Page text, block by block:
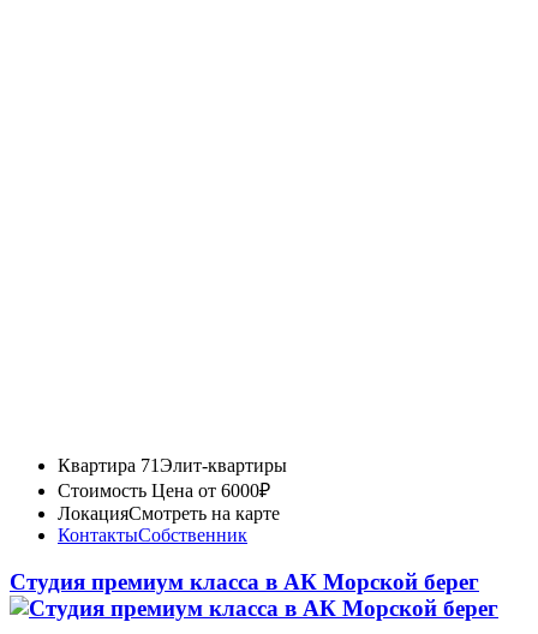
Квартира 71Элит-квартиры
Стоимость Цена от 6000₽
ЛокацияСмотреть на карте
КонтактыСобственник
Студия премиум класса в АК Морской берег